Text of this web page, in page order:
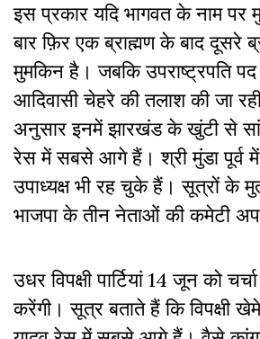
इस प्रकार यदि भागवत के नाम पर
बार फ़िर एक ब्राह्मण के बाद दूसरे
मुमकिन है। जबकि उपराष्ट्रपति
आदिवासी चेहरे की तलाश की जा
अनुसार इनमें झारखंड के खुंटी से
रेस में सबसे आगे हैं। श्री मुंडा पूर्व
उपाध्यक्ष भी रह चुके हैं। सूत्रों के
भाजपा के तीन नेताओं की कमेटी
उधर विपक्षी पार्टियां 14 जून को
करेंगी। सूत्र बताते हैं कि विपक्षी